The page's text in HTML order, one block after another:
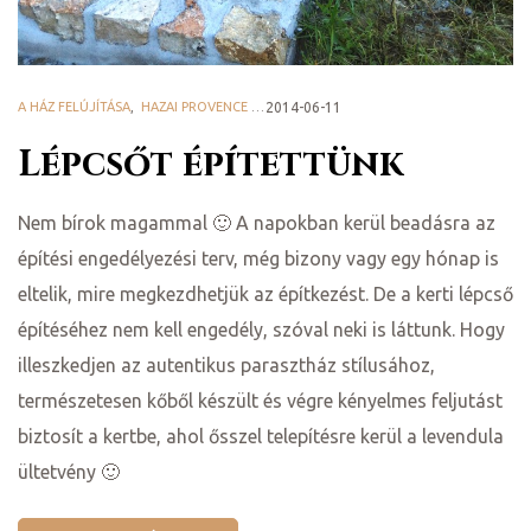
Lépcsőt építettünk
A HÁZ FELÚJÍTÁSA HAZAI PROVENCE BLOG 2014-06-11
Nem bírok magammal 🙂 A napokban kerül beadásra az
építési engedélyezési terv, még bizony vagy egy hónap is
eltelik, mire megkezdhetjük az építkezést. De a kerti lépcső
építéséhez nem kell engedély, szóval neki is láttunk. Hogy
illeszkedjen az autentikus parasztház stílusához,
természetesen kőből készült és végre kényelmes feljutást
biztosít a kertbe, ahol ősszel telepítésre kerül a levendula
ültetvény 🙂